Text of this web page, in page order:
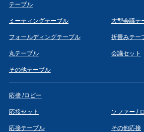
テーブル
ミーティングテーブル 大型会議テ
フォールディングテーブル 折畳みテー
丸テーブル 会議セット
その他テーブル
応接 /ロビー
応接セット ソファー /
応接テーブル その他応接